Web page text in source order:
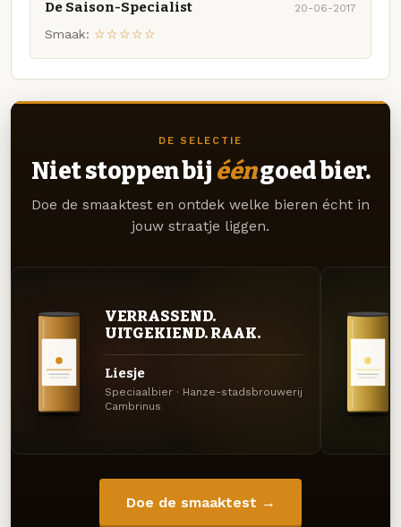
De Saison-Specialist 20-06-2017
Smaak: ☆☆☆☆☆
DE SELECTIE
Niet stoppen bij ééngoed bier.
Doe de smaaktest en ontdek welke bieren écht in
jouw straatje liggen.
VERRASSEND.
UITGEKIEND. RAAK.
Liesje
Speciaalbier · Hanze-stadsbrouwerij
Cambrinus
Doe de smaaktest →